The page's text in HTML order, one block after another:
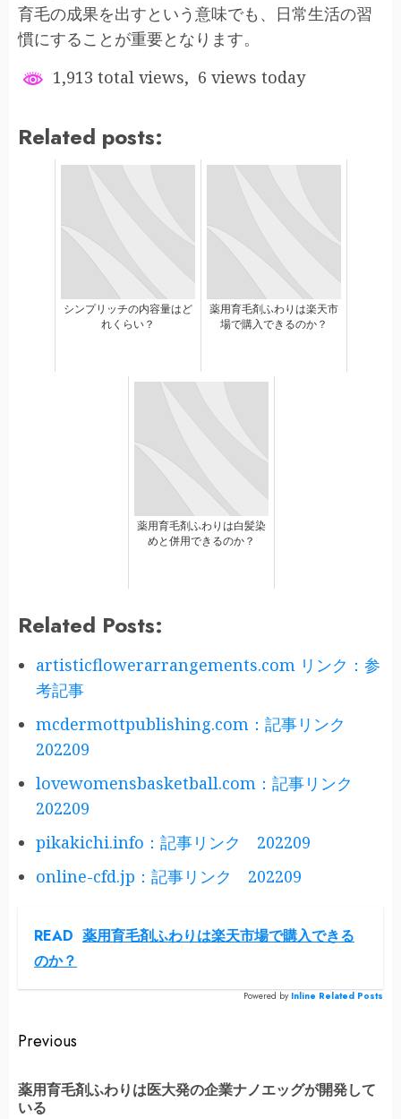
育毛の成果を出すという意味でも、日常生活の習
慣にすることが重要となります。
1,913 total views, 6 views today
Related posts:
シンプリッチの内容量はど
れくらい？
薬用育毛剤ふわりは楽天市
場で購入できるのか？
薬用育毛剤ふわりは白髪染
めと併用できるのか？
Related Posts:
artisticflowerarrangements.com リンク：参
考記事
mcdermottpublishing.com：記事リンク
202209
lovewomensbasketball.com：記事リンク
202209
pikakichi.info：記事リンク 202209
online-cfd.jp：記事リンク 202209
READ 薬用育毛剤ふわりは楽天市場で購入できる
のか？
Powered by Inline Related Posts
Continue
Reading
Previous
薬用育毛剤ふわりは医大発の企業ナノエッグが開発して
いる